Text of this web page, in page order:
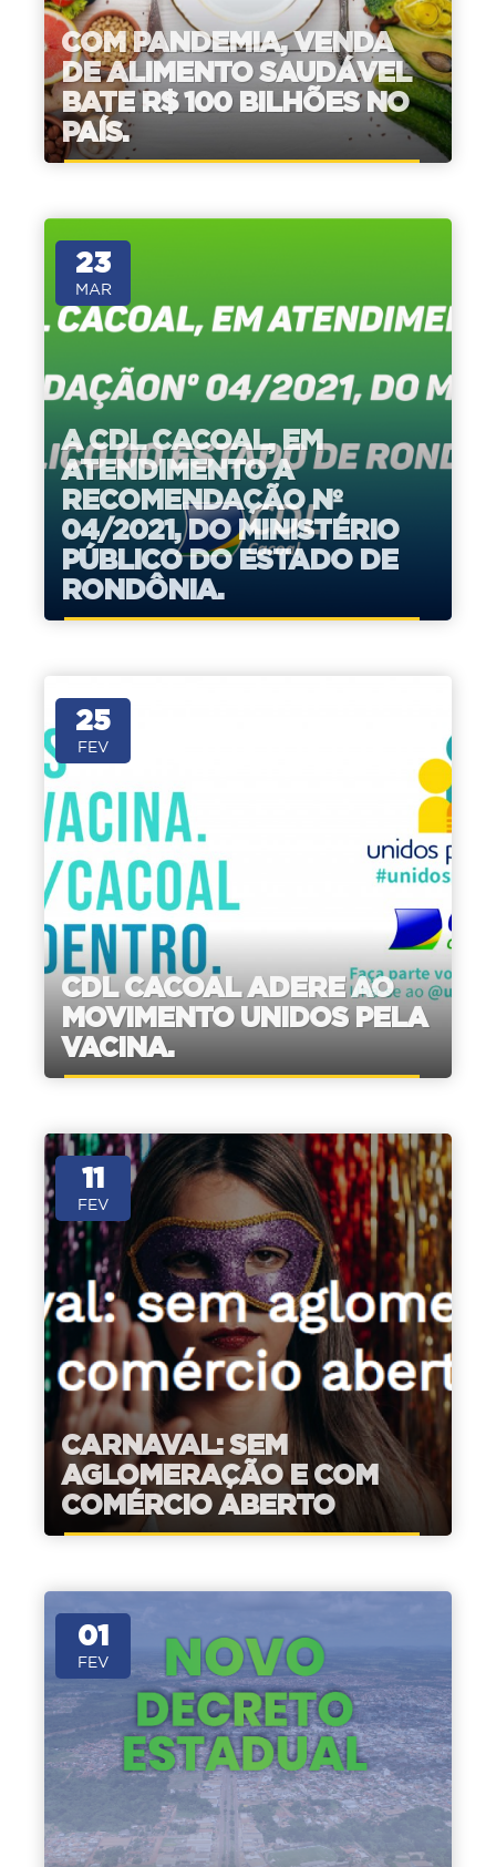
COM PANDEMIA, VENDA
DE ALIMENTO SAUDÁVEL
BATE R$ 100 BILHÕES NO
PAÍS.
23
MAR
A CDL CACOAL, EM
ATENDIMENTO A
RECOMENDAÇÃO Nº
04/2021, DO MINISTÉRIO
PÚBLICO DO ESTADO DE
RONDÔNIA.
25
FEV
CDL CACOAL ADERE AO
MOVIMENTO UNIDOS PELA
VACINA.
11
FEV
CARNAVAL: SEM
AGLOMERAÇÃO E COM
COMÉRCIO ABERTO
01
FEV